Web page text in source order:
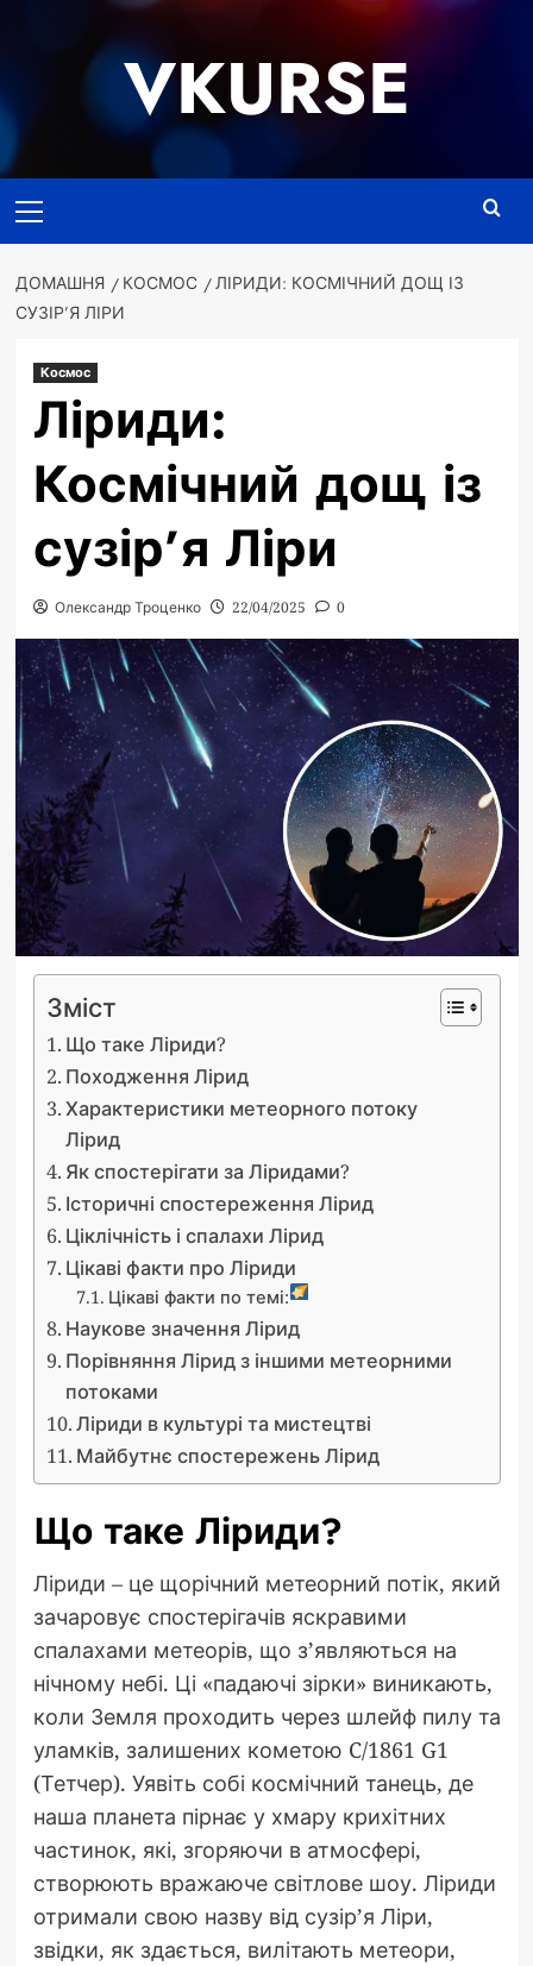
VKURSE
меню
ДОМАШНЯ КОСМОС
ЛІРИДИ: КОСМІЧНИЙ ДОЩ ІЗ
СУЗІР’Я ЛІРИ
Космос
Ліриди:
Космічний дощ із
сузір’я Ліри
Олександр Троценко 22/04/2025 0
Зміст
Що таке Ліриди?
Походження Лірид
Характеристики метеорного потоку
Лірид
Як спостерігати за Ліридами?
Історичні спостереження Лірид
Ціклічність і спалахи Лірид
Цікаві факти про Ліриди
Цікаві факти по темі:
Наукове значення Лірид
Порівняння Лірид з іншими метеорними
потоками
Ліриди в культурі та мистецтві
Майбутнє спостережень Лірид
Що таке Ліриди?
Ліриди – це щорічний метеорний потік, який
зачаровує спостерігачів яскравими
спалахами метеорів, що з’являються на
нічному небі. Ці «падаючі зірки» виникають,
коли Земля проходить через шлейф пилу та
уламків, залишених кометою C/1861 G1
(Тетчер). Уявіть собі космічний танець, де
наша планета пірнає у хмару крихітних
частинок, які, згоряючи в атмосфері,
створюють вражаюче світлове шоу. Ліриди
отримали свою назву від сузір’я Ліри,
звідки, як здається, вилітають метеори,